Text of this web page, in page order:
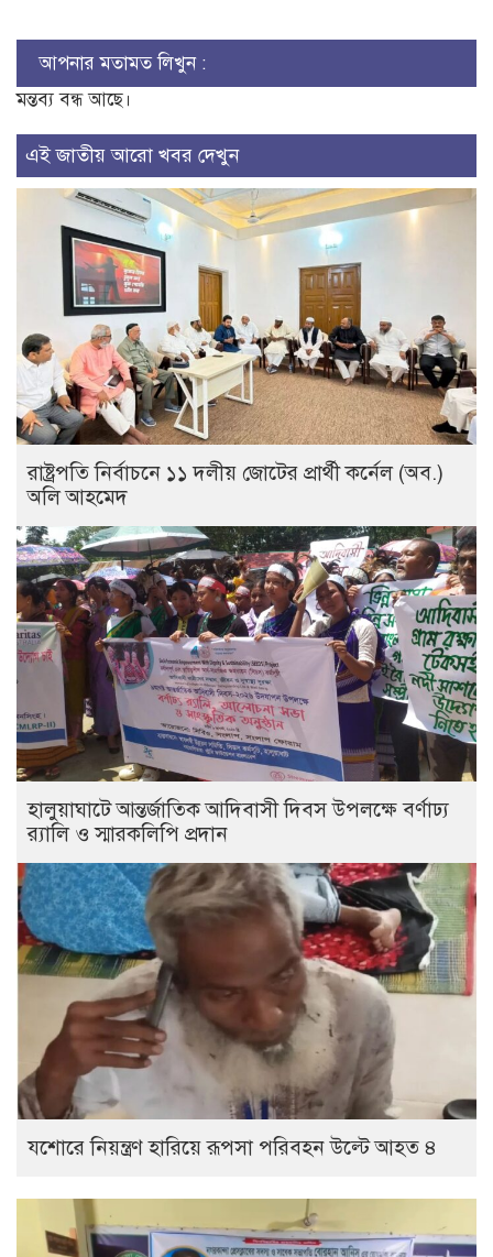
আপনার মতামত লিখুন :
মন্তব্য বন্ধ আছে।
এই জাতীয় আরো খবর দেখুন
রাষ্ট্রপতি নির্বাচনে ১১ দলীয় জোটের প্রার্থী কর্নেল (অব.)
অলি আহমেদ
হালুয়াঘাটে আন্তর্জাতিক আদিবাসী দিবস উপলক্ষে বর্ণাঢ্য
র‌্যালি ও স্মারকলিপি প্রদান
যশোরে নিয়ন্ত্রণ হারিয়ে রূপসা পরিবহন উল্টে আহত ৪